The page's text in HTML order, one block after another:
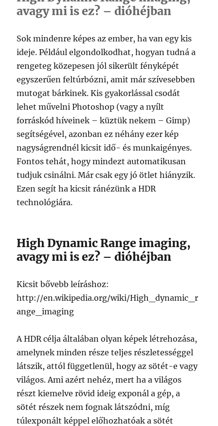
avagy mi is ez? – dióhéjban
Sok mindenre képes az ember, ha van egy kis
ideje. Például elgondolkodhat, hogyan tudná a
rengeteg közepesen jól sikerült fényképét
egyszerűen feltúrbózni, amit már szívesebben
mutogat bárkinek. Kis gyakorlással csodát
lehet művelni Photoshop (vagy a nyílt
forráskód híveinek – küztük nekem – Gimp)
segítségével, azonban ez néhány ezer kép
nagyságrendnél kicsit idő- és munkaigényes.
Fontos tehát, hogy mindezt automatikusan
tudjuk csinálni. Már csak egy jó ötlet hiányzik.
Ezen segít ha kicsit ránézünk a HDR
technológiára.
High Dynamic Range imaging,
avagy mi is ez? – dióhéjban
Kicsit bővebb leíráshoz:
http://en.wikipedia.org/wiki/High_dynamic_r
ange_imaging
A HDR célja általában olyan képek létrehozása,
amelynek minden része teljes részletességgel
látszik, attól függetlenül, hogy az sötét-e vagy
világos. Ami azért nehéz, mert ha a világos
részt kiemelve rövid ideig exponál a gép, a
sötét részek nem fognak látszódni, míg
túlexponált képpel előhozhatóak a sötét